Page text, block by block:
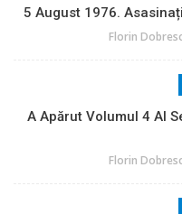
5 August 1976.
Florin
A Apărut Volumul 4 Al
Florin